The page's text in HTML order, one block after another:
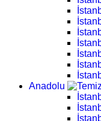
Anadolu